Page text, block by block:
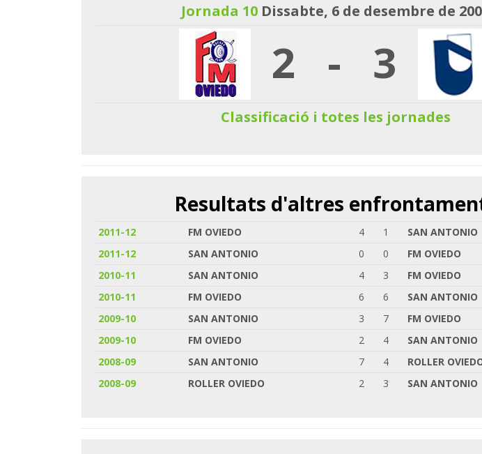
Jornada 10 Dissabte, 6 de desembre de
2 - 3
Classificació i totes les jornades
Resultats d'altres
2011-12 FM OVIEDO 4 1
SAN ANTONIO
2011-12
SAN ANTONIO 0 0
FM OVIEDO
2010-11
SAN ANTONIO 4 3
FM OVIEDO
2010-11
FM OVIEDO 6 6
SAN ANTONIO
2009-10
SAN ANTONIO 3 7
FM OVIEDO
2009-10
FM OVIEDO 2 4
SAN ANTONIO
2008-09
SAN ANTONIO 7 4
ROLLER
2008-09
ROLLER OVIEDO 2 3 SAN ANTONIO